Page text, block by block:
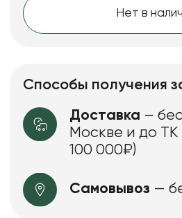
Нет в
Способы получения
Доставка –
Москве и до ТК
100 000₽)
Самовывоз —